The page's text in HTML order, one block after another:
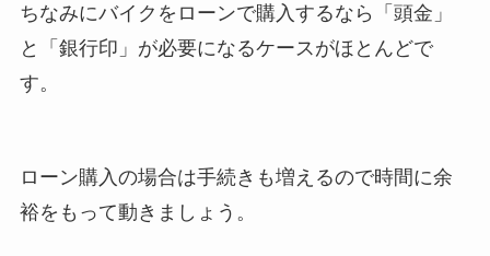
ちなみにバイクをローンで購入するなら「頭金」
と「銀行印」が必要になるケースがほとんどで
す。
ローン購入の場合は手続きも増えるので時間に余
裕をもって動きましょう。